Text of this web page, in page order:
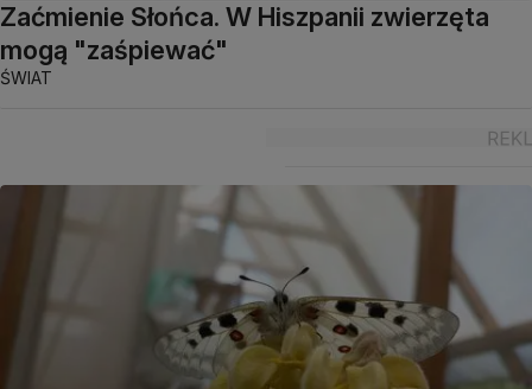
Zaćmienie Słońca. W Hiszpanii zwierzęta
mogą "zaśpiewać"
ŚWIAT